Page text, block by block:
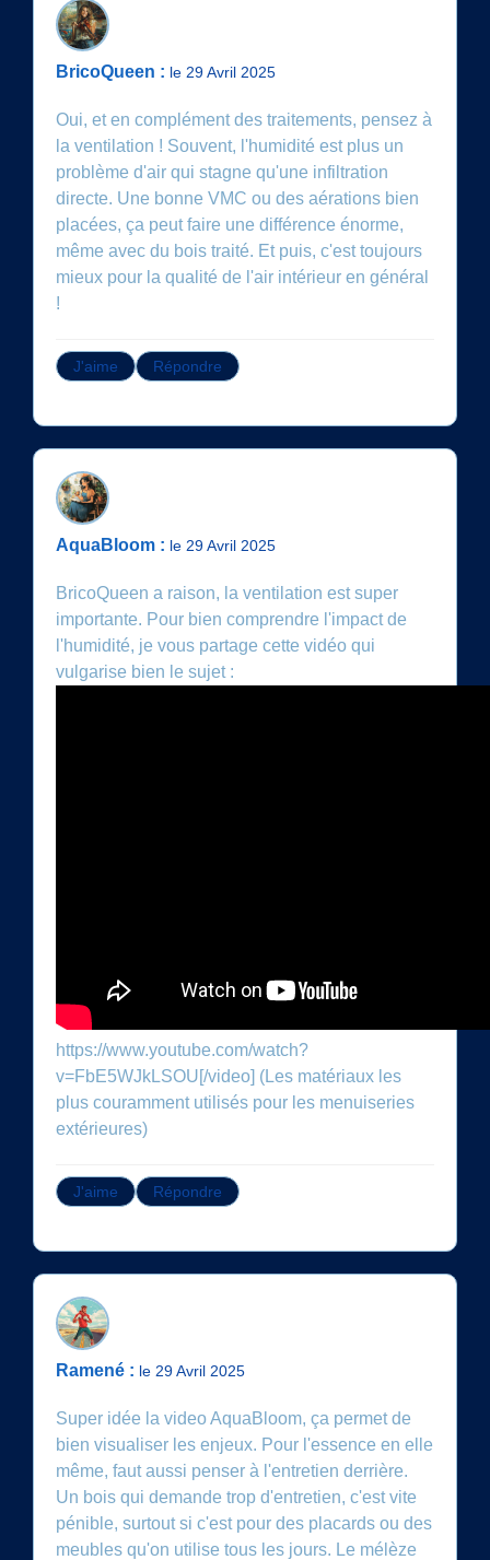
BricoQueen : le 29 Avril 2025
Oui, et en complément des traitements, pensez à
la ventilation ! Souvent, l'humidité est plus un
problème d'air qui stagne qu'une infiltration
directe. Une bonne VMC ou des aérations bien
placées, ça peut faire une différence énorme,
même avec du bois traité. Et puis, c'est toujours
mieux pour la qualité de l'air intérieur en général
!
J'aime Répondre
AquaBloom : le 29 Avril 2025
BricoQueen a raison, la ventilation est super
importante. Pour bien comprendre l'impact de
l'humidité, je vous partage cette vidéo qui
vulgarise bien le sujet :
https://www.youtube.com/watch?
v=FbE5WJkLSOU[/video] (Les matériaux les
plus couramment utilisés pour les menuiseries
extérieures)
J'aime Répondre
Ramené : le 29 Avril 2025
Super idée la video AquaBloom, ça permet de
bien visualiser les enjeux. Pour l'essence en elle
même, faut aussi penser à l'entretien derrière.
Un bois qui demande trop d'entretien, c'est vite
pénible, surtout si c'est pour des placards ou des
meubles qu'on utilise tous les jours. Le mélèze